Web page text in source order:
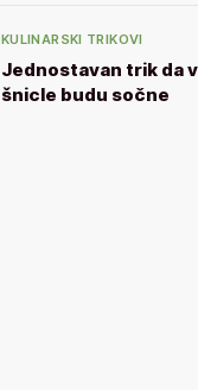
KULINARSKI TRIKOVI
Jednostavan trik da
šnicle budu sočne